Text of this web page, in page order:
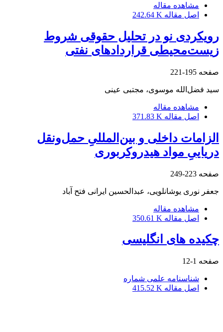
مشاهده مقاله
اصل مقاله 242.64 K
رویکردی نو در تحلیل حقوقی شروط
زیست‌محیطی قراردادهای نفتی
صفحه 195-221
سید فضل‌الله موسوی، مجتبی عینی
مشاهده مقاله
اصل مقاله 371.83 K
الزامات داخلی و بین‌المللیِ حمل‌ونقل
دریاییِ مواد هیدروکربوری
صفحه 223-249
جعفر نوری یوشانلویی، عبدالحسین ایرانی فتح آباد
مشاهده مقاله
اصل مقاله 350.61 K
چکیده های انگلیسی
صفحه 1-12
شناسنامه علمی شماره
اصل مقاله 415.52 K